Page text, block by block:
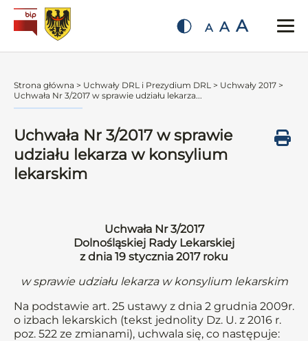
A A A
Strona główna > Uchwały DRL i Prezydium DRL > Uchwały 2017 >
Uchwała Nr 3/2017 w sprawie udziału lekarza...
Uchwała Nr 3/2017 w sprawie
udziału lekarza w konsylium
lekarskim
Uchwała Nr 3/2017
Dolnośląskiej Rady Lekarskiej
z dnia 19 stycznia 2017 roku
w sprawie udziału lekarza w konsylium lekarskim
Na podstawie art. 25 ustawy z dnia 2 grudnia 2009r.
o izbach lekarskich (tekst jednolity Dz. U. z 2016 r.
poz. 522 ze zmianami), uchwala się, co następuje: